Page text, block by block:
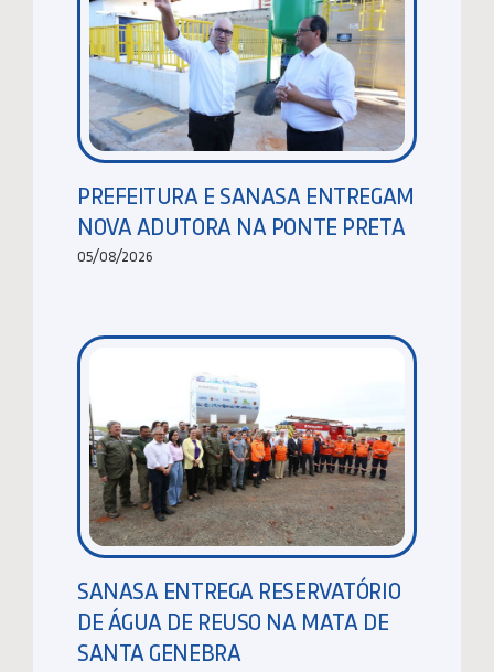
PREFEITURA E SANASA ENTREGAM
NOVA ADUTORA NA PONTE PRETA
05/08/2026
SANASA ENTREGA RESERVATÓRIO
DE ÁGUA DE REUSO NA MATA DE
SANTA GENEBRA